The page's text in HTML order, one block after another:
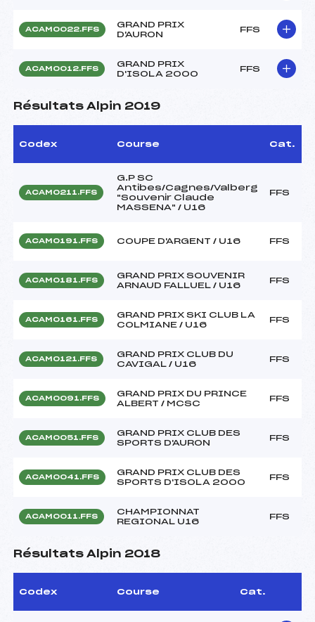
ACAM0022.FFS
GRAND PRIX
D'AURON
FFS
ACAM0012.FFS
GRAND PRIX
D'ISOLA 2000
FFS
Résultats Alpin 2019
Codex Course Cat.
ACAM0211.FFS
G.P SC
Antibes/Cagnes/Valberg
"Souvenir Claude
MASSENA" / U16
FFS
ACAM0191.FFS COUPE D'ARGENT / U16 FFS
ACAM0181.FFS
GRAND PRIX SOUVENIR
ARNAUD FALLUEL / U16
FFS
ACAM0161.FFS
GRAND PRIX SKI CLUB LA
COLMIANE / U16
FFS
ACAM0121.FFS
GRAND PRIX CLUB DU
CAVIGAL / U16
FFS
ACAM0091.FFS
GRAND PRIX DU PRINCE
ALBERT / MCSC
FFS
ACAM0051.FFS
GRAND PRIX CLUB DES
SPORTS D'AURON
FFS
ACAM0041.FFS
GRAND PRIX CLUB DES
SPORTS D'ISOLA 2000
FFS
ACAM0011.FFS
CHAMPIONNAT
REGIONAL U16
FFS
Résultats Alpin 2018
Codex Course Cat.